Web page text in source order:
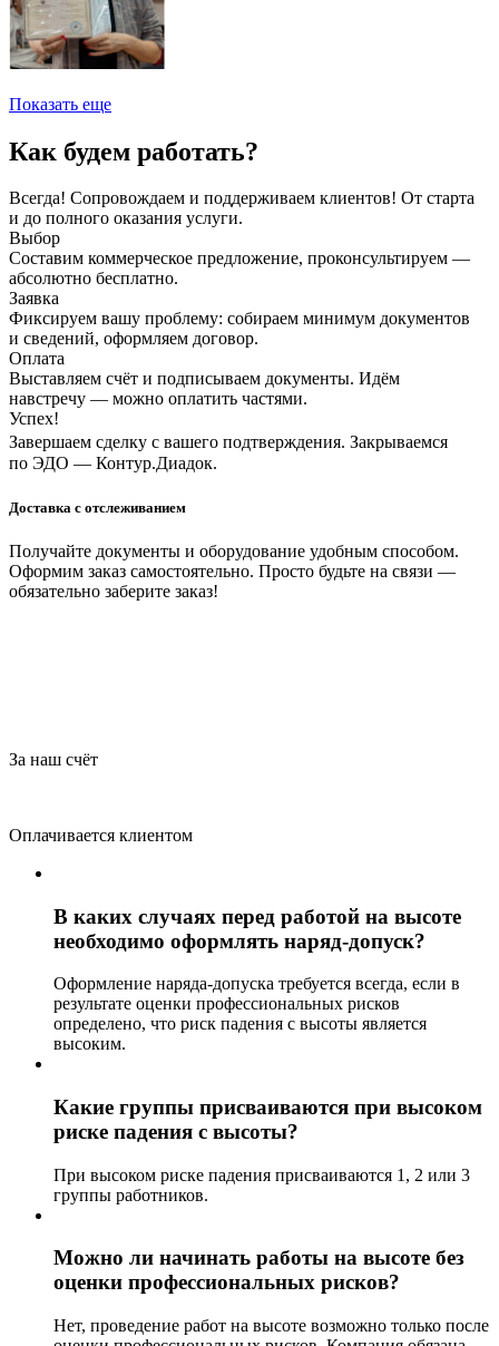
Показать еще
Как будем работать?
Всегда! Сопровождаем и поддерживаем клиентов! От старта
и до полного оказания услуги.
Выбор
Составим коммерческое предложение, проконсультируем —
абсолютно бесплатно.
Заявка
Фиксируем вашу проблему: собираем минимум документов
и сведений, оформляем договор.
Оплата
Выставляем счёт и подписываем документы. Идём
навстречу — можно оплатить частями.
Успех!
Завершаем сделку с вашего подтверждения. Закрываемся
по ЭДО — Контур.Диадок.
Доставка с отслеживанием
Получайте документы и оборудование удобным способом.
Оформим заказ самостоятельно. Просто будьте на связи —
обязательно заберите заказ!
За наш счёт
Оплачивается клиентом
В каких случаях перед работой на высоте
необходимо оформлять наряд-допуск?
Оформление наряда-допуска требуется всегда, если в
результате оценки профессиональных рисков
определено, что риск падения с высоты является
высоким.
Какие группы присваиваются при высоком
риске падения с высоты?
При высоком риске падения присваиваются 1, 2 или 3
группы работников.
Можно ли начинать работы на высоте без
оценки профессиональных рисков?
Нет, проведение работ на высоте возможно только после